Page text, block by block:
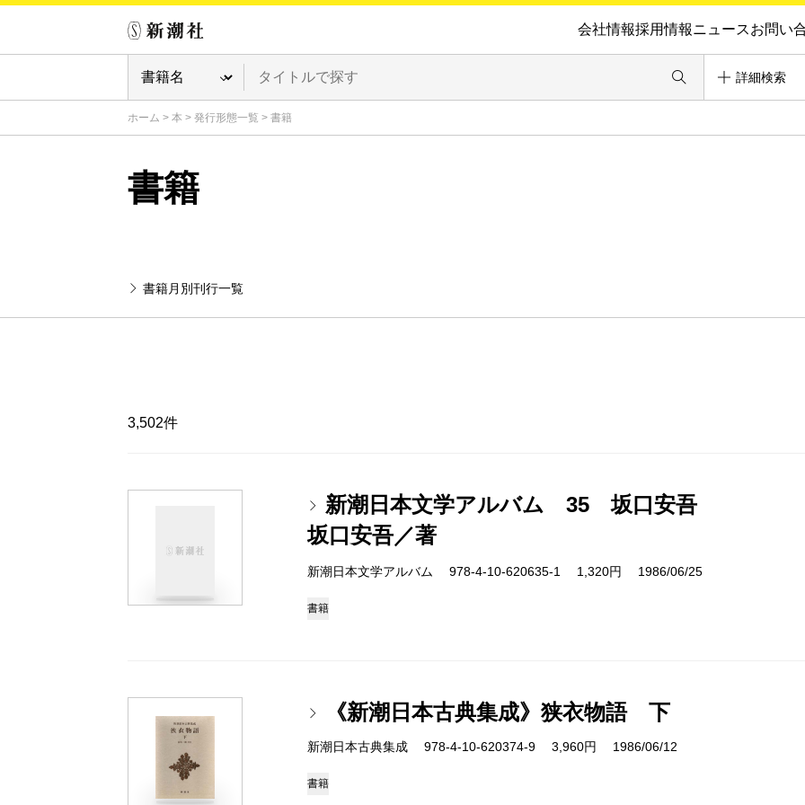
会社情報採用情報ニュースお問い
詳細検索
ホーム > 本 > 発行形態一覧 > 書籍
書籍
書籍月別刊行一覧
3,502件
新潮日本文学アルバム 35 坂口安吾
坂口安吾／著
新潮日本文学アルバム 978-4-10-620635-1 1,320円 1986/06/25
書籍
《新潮日本古典集成》狭衣物語 下
新潮日本古典集成 978-4-10-620374-9 3,960円 1986/06/12
書籍